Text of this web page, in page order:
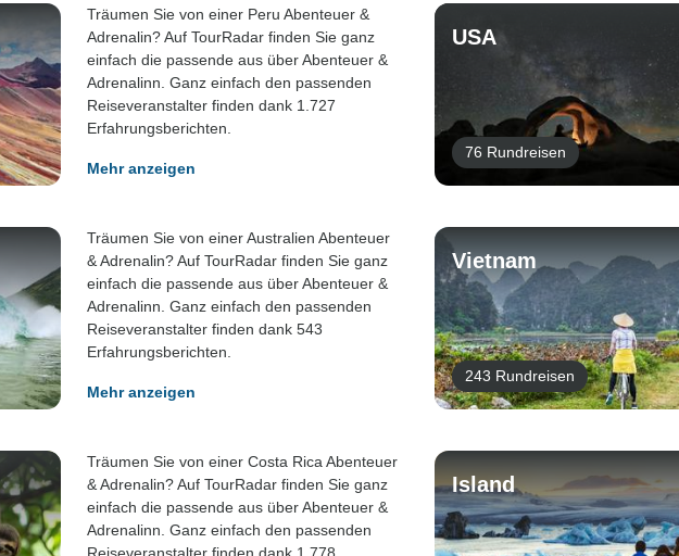
Träumen Sie von einer Peru Abenteuer &
Adrenalin? Auf TourRadar finden Sie ganz
einfach die passende aus über Abenteuer &
Adrenalinn. Ganz einfach den passenden
Reiseveranstalter finden dank 1.727
Erfahrungsberichten.
Mehr anzeigen
USA
76 Rundreisen
Träumen Sie von einer Australien Abenteuer
& Adrenalin? Auf TourRadar finden Sie ganz
einfach die passende aus über Abenteuer &
Adrenalinn. Ganz einfach den passenden
Reiseveranstalter finden dank 543
Erfahrungsberichten.
Mehr anzeigen
Vietnam
243 Rundreisen
Träumen Sie von einer Costa Rica Abenteuer
& Adrenalin? Auf TourRadar finden Sie ganz
einfach die passende aus über Abenteuer &
Adrenalinn. Ganz einfach den passenden
Reiseveranstalter finden dank 1.778
Island